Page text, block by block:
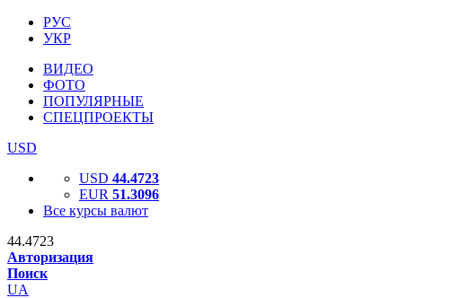
РУС
УКР
ВИДЕО
ФОТО
ПОПУЛЯРНЫЕ
СПЕЦПРОЕКТЫ
USD
USD 44.4723
EUR 51.3096
Все курсы валют
44.4723
Авторизация
Поиск
UA